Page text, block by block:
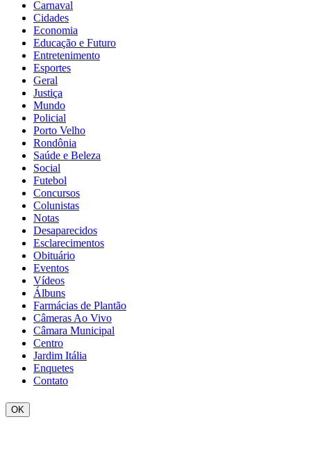
Carnaval
Cidades
Economia
Educação e Futuro
Entretenimento
Esportes
Geral
Justiça
Mundo
Policial
Porto Velho
Rondônia
Saúde e Beleza
Social
Futebol
Concursos
Colunistas
Notas
Desaparecidos
Esclarecimentos
Obituário
Eventos
Vídeos
Álbuns
Farmácias de Plantão
Câmeras Ao Vivo
Câmara Municipal
Centro
Jardim Itália
Enquetes
Contato
OK